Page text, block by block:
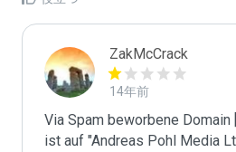
ZakMcCrack
14年前
Via Spam beworbene Domain
ist auf "Andreas Pohl Media